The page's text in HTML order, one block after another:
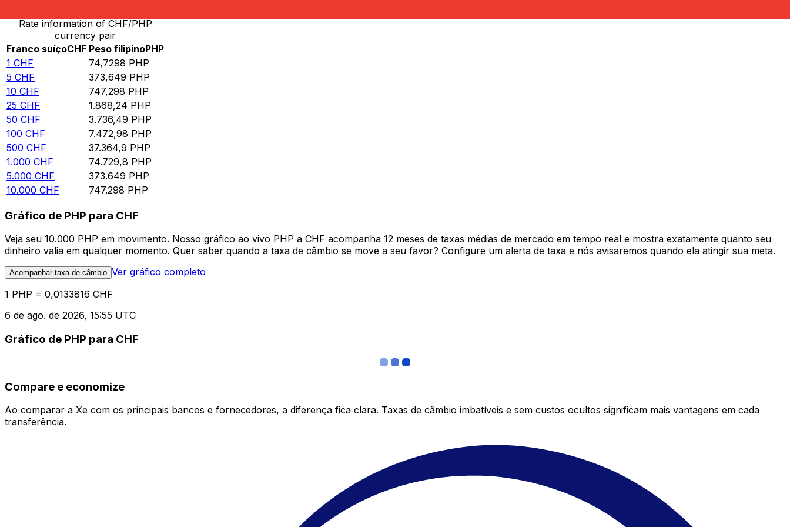
Rate information of CHF/PHP
currency pair
Franco suíçoCHF Peso filipinoPHP
1 CHF 74,7298 PHP
5 CHF 373,649 PHP
10 CHF 747,298 PHP
25 CHF 1.868,24 PHP
50 CHF 3.736,49 PHP
100 CHF 7.472,98 PHP
500 CHF 37.364,9 PHP
1.000 CHF 74.729,8 PHP
5.000 CHF 373.649 PHP
10.000 CHF 747.298 PHP
Gráfico de PHP para CHF
Veja seu 10.000 PHP em movimento. Nosso gráfico ao vivo PHP a CHF acompanha 12 meses de taxas médias de mercado em tempo real e mostra exatamente quanto seu
dinheiro valia em qualquer momento. Quer saber quando a taxa de câmbio se move a seu favor? Configure um alerta de taxa e nós avisaremos quando ela atingir sua meta.
Acompanhar taxa de câmbio Ver gráfico completo
1 PHP = 0,0133816 CHF
6 de ago. de 2026, 15:55 UTC
Gráfico de PHP para CHF
Compare e economize
Ao comparar a Xe com os principais bancos e fornecedores, a diferença fica clara. Taxas de câmbio imbatíveis e sem custos ocultos significam mais vantagens em cada
transferência.